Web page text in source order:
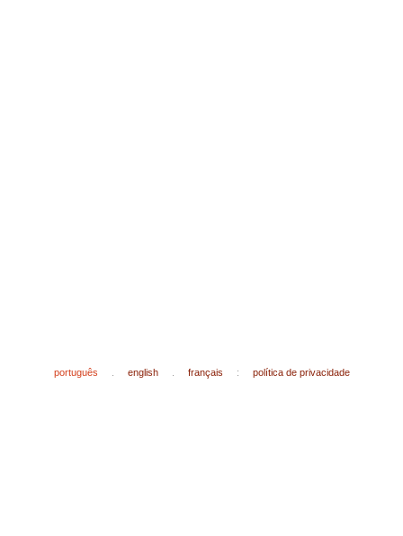
português english français : política de privacidade